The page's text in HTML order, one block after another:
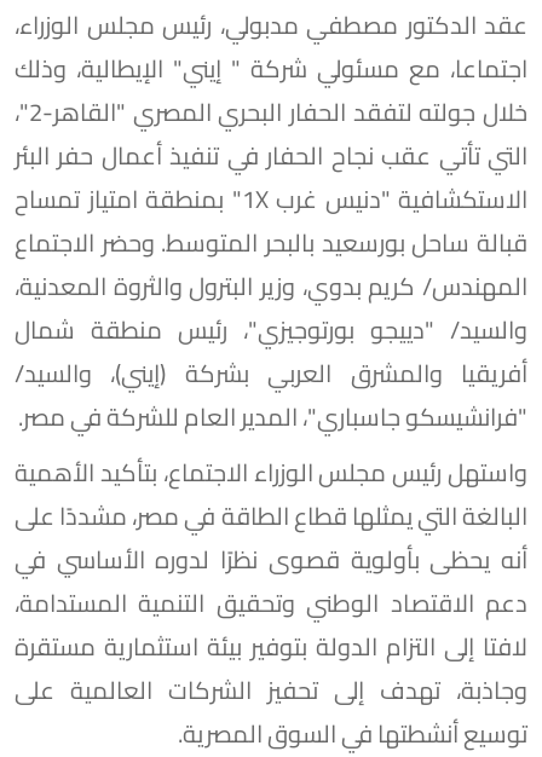
عقد الدكتور مصطفي مدبولي، رئيس مجلس الوزراء،
اجتماعا، مع مسئولي شركة " إيني" الإيطالية، وذلك
خلال جولته لتفقد الحفار البحري المصري "القاهر-2"،
التي تأتي عقب نجاح الحفار في تنفيذ أعمال حفر البئر
الاستكشافية "دنيس غرب 1X" بمنطقة امتياز تمساح
قبالة ساحل بورسعيد بالبحر المتوسط. وحضر الاجتماع
المهندس/ كريم بدوي، وزير البترول والثروة المعدنية،
والسيد/ "دييجو بورتوجيزي"، رئيس منطقة شمال
أفريقيا والمشرق العربي بشركة (إيني)، والسيد/
"فرانشيسكو جاسباري"، المدير العام للشركة في مصر.
واستهل رئيس مجلس الوزراء الاجتماع، بتأكيد الأهمية
البالغة التي يمثلها قطاع الطاقة في مصر، مشددًا على
أنه يحظى بأولوية قصوى نظرًا لدوره الأساسي في
دعم الاقتصاد الوطني وتحقيق التنمية المستدامة،
لافتا إلى التزام الدولة بتوفير بيئة استثمارية مستقرة
وجاذبة، تهدف إلى تحفيز الشركات العالمية على
توسيع أنشطتها في السوق المصرية.